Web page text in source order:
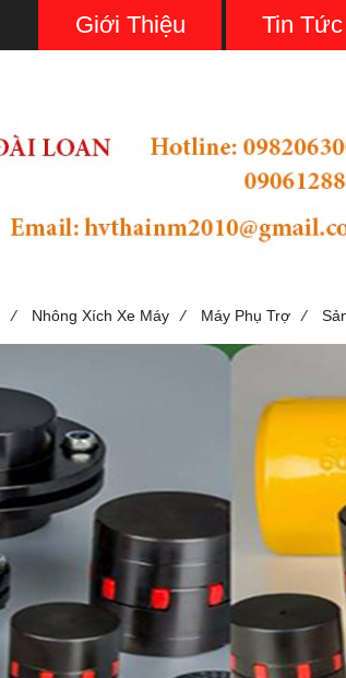
Giới Thiệu Tin Tức
/ Nhông Xích Xe Máy / Máy Phụ Trợ /